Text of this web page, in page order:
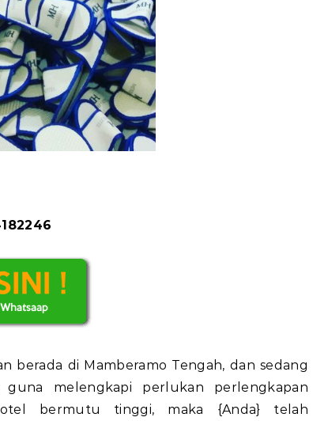
berada di Mamberamo Tengah, dan sedang
melengkapi perlukan perlengkapan
bermutu tinggi, maka {Anda} telah